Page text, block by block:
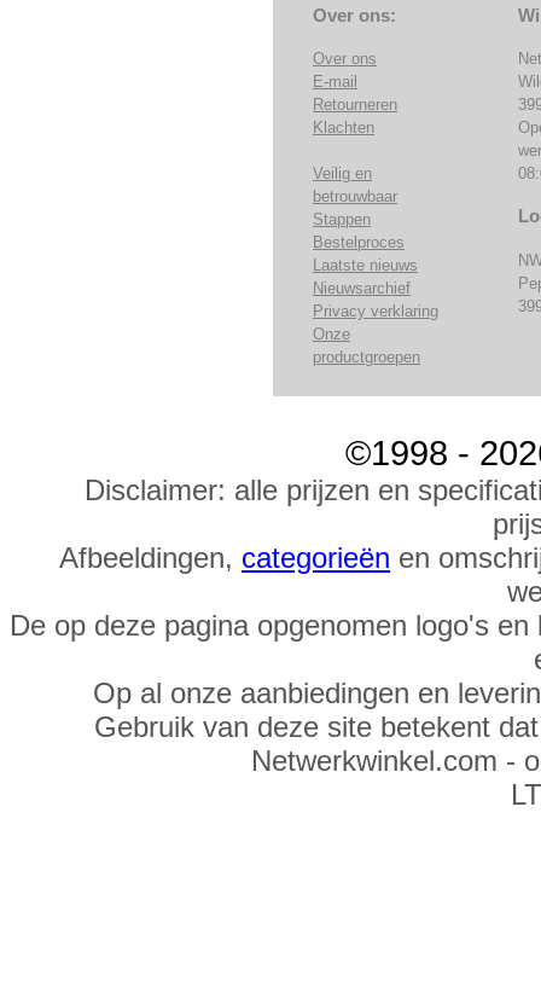
Over ons:
Over ons
E-mail
Retourneren
Klachten
Veilig en
betrouwbaar
Stappen
Bestelproces
Laatste nieuws
Nieuwsarchief
Privacy verklaring
Onze
productgroepen
©1998 -
Disclaimer: alle prijzen en
Afbeeldingen, categorieën en
De op deze pagina opgenomen logo's
Op al onze aanbiedingen en
Gebruik van deze site betekent
Netwerkwinkel.com -